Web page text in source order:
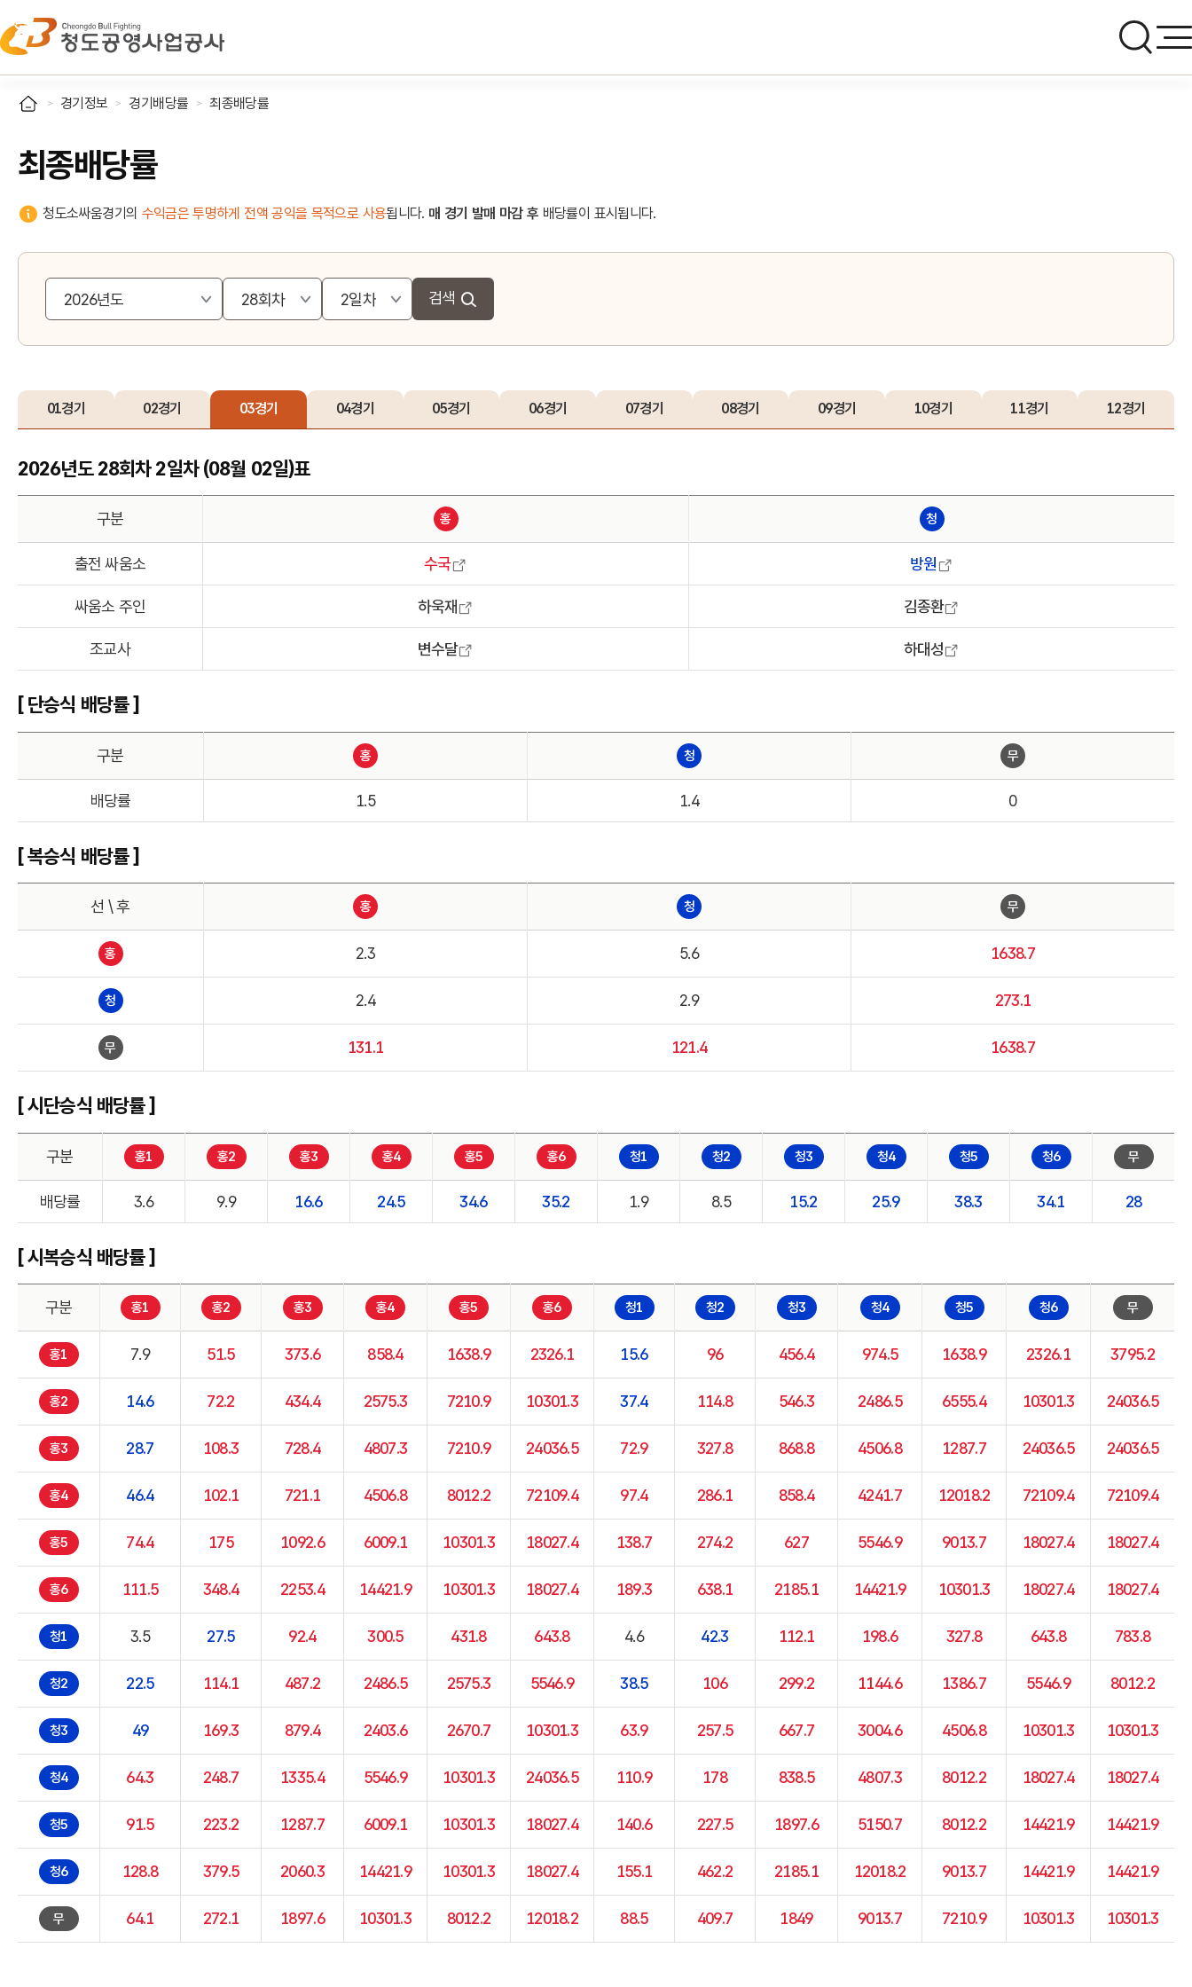
경기정보 경기배당률 최종배당률
최종배당률
청도소싸움경기의 수익금은 투명하게 전액 공익을 목적으로 사용됩니다. 매 경기 발매 마감 후 배당률이 표시됩니다.
검색
01경기 02경기 03경기 04경기 05경기 06경기 07경기 08경기 09경기 10경기 11경기 12경기
2026년도 28회차 2일차 (08월 02일)표
구분 홍 청
출전 싸움소 수국 방원
싸움소 주인 하욱재 김종환
조교사 변수달 하대성
[ 단승식 배당률 ]
구분 홍 청 무
배당률 1.5 1.4 0
[ 복승식 배당률 ]
선 \ 후 홍 청 무
홍 2.3 5.6 1638.7
청 2.4 2.9 273.1
무 131.1 121.4 1638.7
[ 시단승식 배당률 ]
구분 홍1 홍2 홍3 홍4 홍5 홍6 청1 청2 청3 청4 청5 청6 무
배당률 3.6 9.9 16.6 24.5 34.6 35.2 1.9 8.5 15.2 25.9 38.3 34.1 28
[ 시복승식 배당률 ]
구분 홍1 홍2 홍3 홍4 홍5 홍6 청1 청2 청3 청4 청5 청6 무
홍1 7.9 51.5 373.6 858.4 1638.9 2326.1 15.6 96 456.4 974.5 1638.9 2326.1 3795.2
홍2 14.6 72.2 434.4 2575.3 7210.9 10301.3 37.4 114.8 546.3 2486.5 6555.4 10301.3 24036.5
홍3 28.7 108.3 728.4 4807.3 7210.9 24036.5 72.9 327.8 868.8 4506.8 1287.7 24036.5 24036.5
홍4 46.4 102.1 721.1 4506.8 8012.2 72109.4 97.4 286.1 858.4 4241.7 12018.2 72109.4 72109.4
홍5 74.4 175 1092.6 6009.1 10301.3 18027.4 138.7 274.2 627 5546.9 9013.7 18027.4 18027.4
홍6 111.5 348.4 2253.4 14421.9 10301.3 18027.4 189.3 638.1 2185.1 14421.9 10301.3 18027.4 18027.4
청1 3.5 27.5 92.4 300.5 431.8 643.8 4.6 42.3 112.1 198.6 327.8 643.8 783.8
청2 22.5 114.1 487.2 2486.5 2575.3 5546.9 38.5 106 299.2 1144.6 1386.7 5546.9 8012.2
청3 49 169.3 879.4 2403.6 2670.7 10301.3 63.9 257.5 667.7 3004.6 4506.8 10301.3 10301.3
청4 64.3 248.7 1335.4 5546.9 10301.3 24036.5 110.9 178 838.5 4807.3 8012.2 18027.4 18027.4
청5 91.5 223.2 1287.7 6009.1 10301.3 18027.4 140.6 227.5 1897.6 5150.7 8012.2 14421.9 14421.9
청6 128.8 379.5 2060.3 14421.9 10301.3 18027.4 155.1 462.2 2185.1 12018.2 9013.7 14421.9 14421.9
무 64.1 272.1 1897.6 10301.3 8012.2 12018.2 88.5 409.7 1849 9013.7 7210.9 10301.3 10301.3